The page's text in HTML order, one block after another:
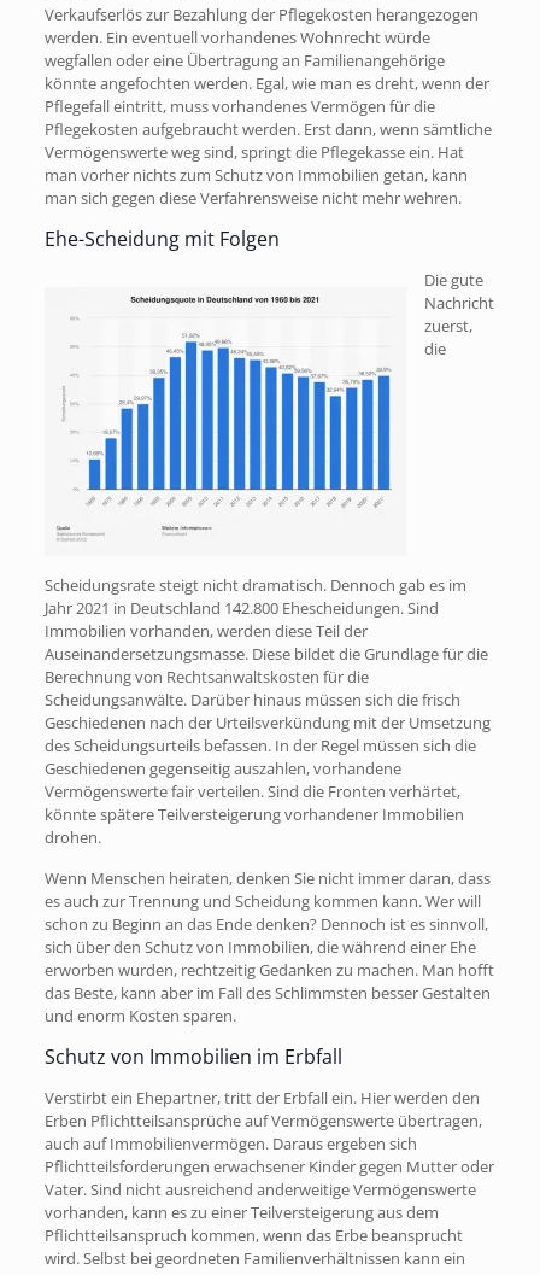
Verkaufserlös zur Bezahlung der Pflegekosten herangezogen
werden. Ein eventuell vorhandenes Wohnrecht würde
wegfallen oder eine Übertragung an Familienangehörige
könnte angefochten werden. Egal, wie man es dreht, wenn der
Pflegefall eintritt, muss vorhandenes Vermögen für die
Pflegekosten aufgebraucht werden. Erst dann, wenn sämtliche
Vermögenswerte weg sind, springt die Pflegekasse ein. Hat
man vorher nichts zum Schutz von Immobilien getan, kann
man sich gegen diese Verfahrensweise nicht mehr wehren.
Ehe-Scheidung mit Folgen
Die gute
Nachricht
zuerst,
die
Scheidungsrate steigt nicht dramatisch. Dennoch gab es im
Jahr 2021 in Deutschland 142.800 Ehescheidungen. Sind
Immobilien vorhanden, werden diese Teil der
Auseinandersetzungsmasse. Diese bildet die Grundlage für die
Berechnung von Rechtsanwaltskosten für die
Scheidungsanwälte. Darüber hinaus müssen sich die frisch
Geschiedenen nach der Urteilsverkündung mit der Umsetzung
des Scheidungsurteils befassen. In der Regel müssen sich die
Geschiedenen gegenseitig auszahlen, vorhandene
Vermögenswerte fair verteilen. Sind die Fronten verhärtet,
könnte spätere Teilversteigerung vorhandener Immobilien
drohen.
Wenn Menschen heiraten, denken Sie nicht immer daran, dass
es auch zur Trennung und Scheidung kommen kann. Wer will
schon zu Beginn an das Ende denken? Dennoch ist es sinnvoll,
sich über den Schutz von Immobilien, die während einer Ehe
erworben wurden, rechtzeitig Gedanken zu machen. Man hofft
das Beste, kann aber im Fall des Schlimmsten besser Gestalten
und enorm Kosten sparen.
Schutz von Immobilien im Erbfall
Verstirbt ein Ehepartner, tritt der Erbfall ein. Hier werden den
Erben Pflichtteilsansprüche auf Vermögenswerte übertragen,
auch auf Immobilienvermögen. Daraus ergeben sich
Pflichtteilsforderungen erwachsener Kinder gegen Mutter oder
Vater. Sind nicht ausreichend anderweitige Vermögenswerte
vorhanden, kann es zu einer Teilversteigerung aus dem
Pflichtteilsanspruch kommen, wenn das Erbe beansprucht
wird. Selbst bei geordneten Familienverhältnissen kann ein